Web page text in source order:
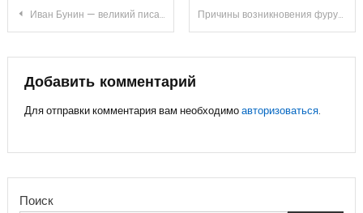
Навигация
записям
Иван Бунин — великий писатель русской литературы, его биография, творчество и непревзойденные достижения Причины возникновения фурункула на губе и методы лечения
Добавить комментарий
Для отправки комментария вам необходимоавторизоваться.
Поиск